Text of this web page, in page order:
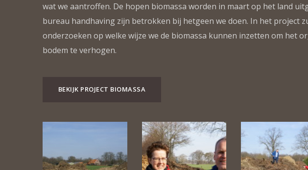
wat we aantroffen. De hopen biomassa worden in maart op het land
bureau handhaving zijn betrokken bij hetgeen we doen. In het project
onderzoeken op welke wijze we de biomassa kunnen inzetten om het
bodem te verhogen.
BEKIJK PROJECT BIOMASSA